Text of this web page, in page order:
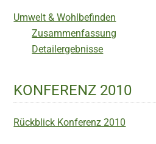
Umwelt & Wohlbefinden
Zusammenfassung
Detailergebnisse
KONFERENZ 2010
Rückblick Konferenz 2010